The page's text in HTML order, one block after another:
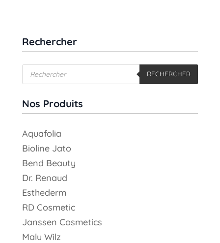
Rechercher
Recherche
de
produits
RECHERCHER
Nos Produits
Aquafolia
Bioline Jato
Bend Beauty
Dr. Renaud
Esthederm
RD Cosmetic
Janssen Cosmetics
Malu Wilz